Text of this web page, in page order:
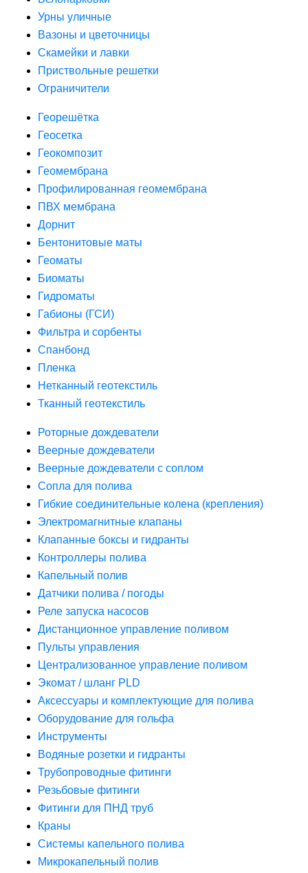
Урны уличные
Вазоны и цветочницы
Скамейки и лавки
Приствольные решетки
Ограничители
Георешётка
Геосетка
Геокомпозит
Геомембрана
Профилированная геомембрана
ПВХ мембрана
Дорнит
Бентонитовые маты
Геоматы
Биоматы
Гидроматы
Габионы (ГСИ)
Фильтра и сорбенты
Спанбонд
Пленка
Нетканный геотекстиль
Тканный геотекстиль
Роторные дождеватели
Веерные дождеватели
Веерные дождеватели с соплом
Сопла для полива
Гибкие соединительные колена (крепления)
Электромагнитные клапаны
Клапанные боксы и гидранты
Контроллеры полива
Капельный полив
Датчики полива / погоды
Реле запуска насосов
Дистанционное управление поливом
Пульты управления
Централизованное управление поливом
Экомат / шланг PLD
Аксессуары и комплектующие для полива
Оборудование для гольфа
Инструменты
Водяные розетки и гидранты
Трубопроводные фитинги
Резьбовые фитинги
Фитинги для ПНД труб
Краны
Системы капельного полива
Микрокапельный полив